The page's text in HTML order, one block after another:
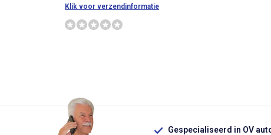
Klik voor verzendinformatie
Gespecialiseerd in OV